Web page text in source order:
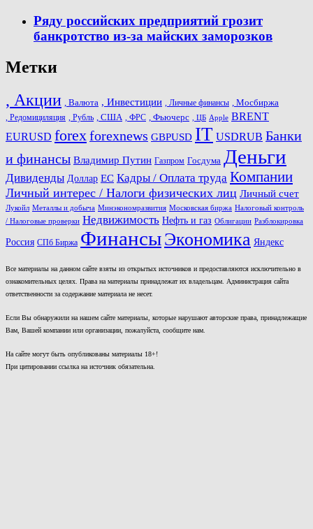
Ряду российских предприятий грозит
банкротство из-за майских заморозков
Метки
, Акции , Валюта , Инвестиции , Личные финансы , Мосбиржа
, Редомициляция , Рубль , США , ФРС , Фьючерс , ЦБ Apple BRENT
EURUSD forexforexnews GBPUSD IT USDRUB Банки
и финансы Владимир Путин Газпром Госдума Деньги
Дивиденды Доллар ЕС Кадры / Оплата труда Компании
Личный интерес / Налоги физических лиц Личный счет
Лукойл Металлы и добыча Минэкономразвития Московская биржа Налоговый контроль
/ Налоговые проверки Недвижимость Нефть и газ Облигации Разблокировка
Россия СПб Биржа ФинансыЭкономика Яндекс
Все материалы на данном сайте взяты из открытых источников и предоставляются исключительно в
ознакомительных целях. Права на материалы принадлежат их владельцам. Администрация сайта
ответственности за содержание материала не несет.
Если Вы обнаружили на нашем сайте материалы, которые нарушают авторские права, принадлежащие
Вам, Вашей компании или организации, пожалуйста, сообщите нам.
На сайте могут быть опубликованы материалы 18+!
При цитировании ссылка на источник обязательна.